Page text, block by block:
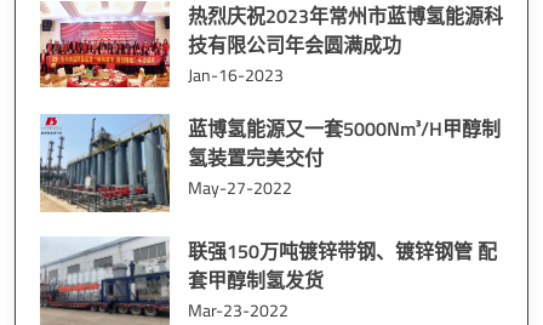
热烈庆祝2023年常州市蓝博氢能源科
技有限公司年会圆满成功
Jan-16-2023
蓝博氢能源又一套5000Nm³/H甲醇制
氢装置完美交付
May-27-2022
联强150万吨镀锌带钢、镀锌钢管 配
套甲醇制氢发货
Mar-23-2022